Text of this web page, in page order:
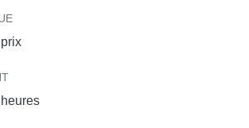
heures